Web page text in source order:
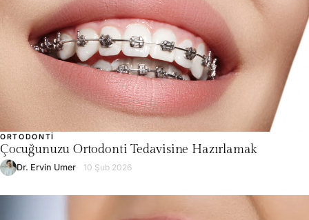
ORTODONTI
Çocuğunuzu Ortodonti Tedavisine Hazırlamak
Dr. Ervin Umer 10 Şub 2026